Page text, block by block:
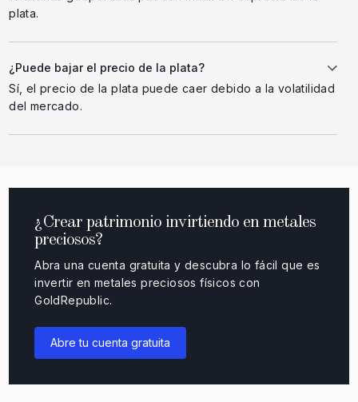
plata.
¿Puede bajar el precio de la plata?
Sí, el precio de la plata puede caer debido a la volatilidad
del mercado.
¿Crear patrimonio invirtiendo en metales
preciosos?
Abra una cuenta gratuita y descubra lo fácil que es
invertir en metales preciosos físicos con
GoldRepublic.
Abre tu cuenta gratuita